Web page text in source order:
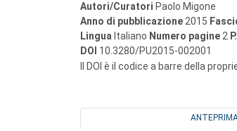
Autori/Curatori Paolo Migone
Anno di pubblicazione 2015
Lingua Italiano Numero pagine 2 P.
DOI 10.3280/PU2015-002001
Il DOI è il codice a barre della